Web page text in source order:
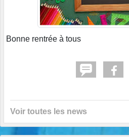
Bonne rentrée à tous
Voir toutes les news